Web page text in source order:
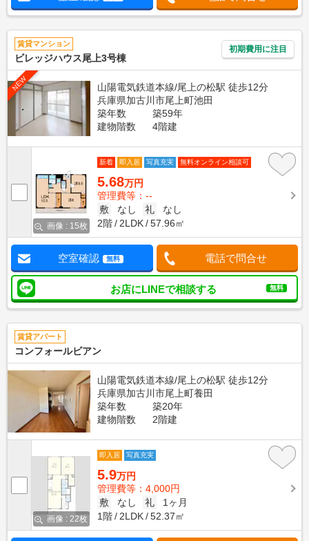
賃貸マンション
ビレッジハウス尾上3号棟
初期費用に注目
NEW
山陽電気鉄道本線/尾上の松駅 徒歩12分
兵庫県加古川市尾上町池田
築年数
築59年
建物階数
4階建
画像 : 15枚
新着 即入居 写真充実 無料オンライン相談可
5.68万円
管理費等：--
敷
なし 礼
なし
2階
2LDK 57.96㎡
空室確認 無料 電話で問合せ
お店にLINEで相談する 無料
賃貸アパート
コンフォールビアン
山陽電気鉄道本線/尾上の松駅 徒歩12分
兵庫県加古川市尾上町養田
築年数
築20年
建物階数
2階建
画像 : 22枚
即入居 写真充実
5.9万円
管理費等：4,000円
敷
なし 礼
1ヶ月
1階
2LDK 52.37㎡